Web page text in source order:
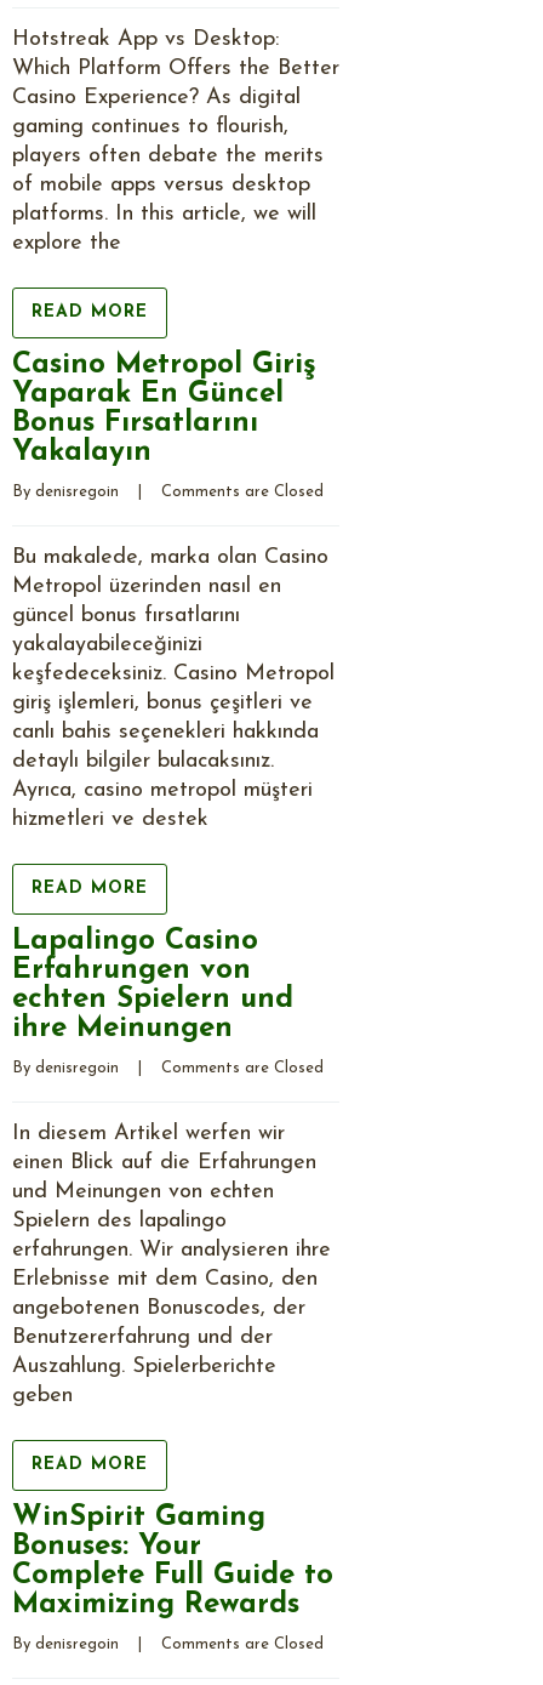
Hotstreak App vs Desktop:
Which Platform Offers the Better
Casino Experience? As digital
gaming continues to flourish,
players often debate the merits
of mobile apps versus desktop
platforms. In this article, we will
explore the
READ MORE
Casino Metropol Giriş
Yaparak En Güncel
Bonus Fırsatlarını
Yakalayın
By denisregoin Comments are Closed
Bu makalede, marka olan Casino
Metropol üzerinden nasıl en
güncel bonus fırsatlarını
yakalayabileceğinizi
keşfedeceksiniz. Casino Metropol
giriş işlemleri, bonus çeşitleri ve
canlı bahis seçenekleri hakkında
detaylı bilgiler bulacaksınız.
Ayrıca, casino metropol müşteri
hizmetleri ve destek
READ MORE
Lapalingo Casino
Erfahrungen von
echten Spielern und
ihre Meinungen
By denisregoin Comments are Closed
In diesem Artikel werfen wir
einen Blick auf die Erfahrungen
und Meinungen von echten
Spielern des lapalingo
erfahrungen. Wir analysieren ihre
Erlebnisse mit dem Casino, den
angebotenen Bonuscodes, der
Benutzererfahrung und der
Auszahlung. Spielerberichte
geben
READ MORE
WinSpirit Gaming
Bonuses: Your
Complete Full Guide to
Maximizing Rewards
By denisregoin Comments are Closed